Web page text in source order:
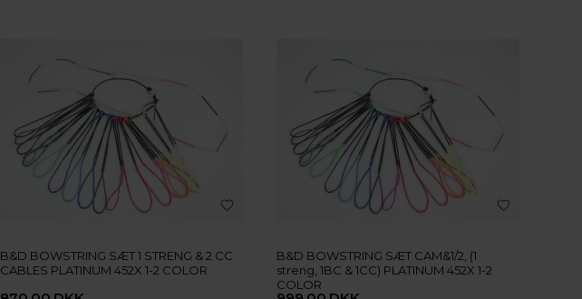
B&D BOWSTRING SÆT 1 STRENG & 2 CC
CABLES PLATINUM 452X 1-2 COLOR
B&D BOWSTRING SÆT CAM&1/2, (1
streng, 1BC & 1CC) PLATINUM 452X 1-2
COLOR